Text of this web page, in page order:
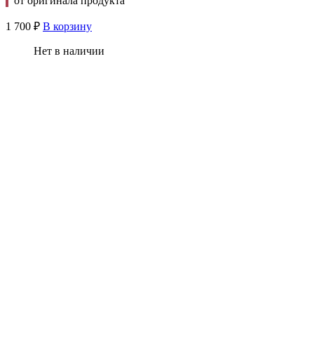
1 700 ₽ В корзину
Нет в наличии